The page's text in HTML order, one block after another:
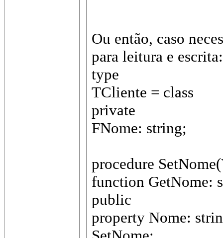
Ou então, caso
para leitura e escrita:
type
TCliente = class
private
FNome: string;
procedure
function GetNome:
public
property Nome: